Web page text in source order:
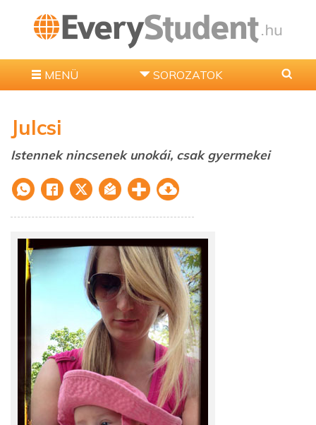
MENÜ SOROZATOK
Julcsi
Istennek nincsenek unokái, csak gyermekei